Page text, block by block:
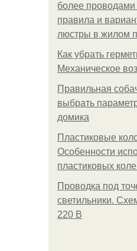
более
правила и
люстры в жилом
Как убрать
Механическое
Правильная
выбрать
домика
Пластиковые
Особенности
пластиковых
Проводка под
светильники.
220 В